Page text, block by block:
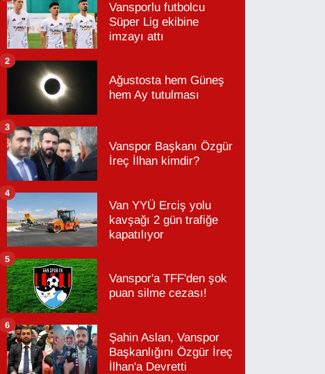
Vansporlu futbolcu
Süper Lig ekibine
imzayı attı
Ağustosta hem Güneş
hem Ay tutulması
2
Vanspor Başkanı Özgür
İreç İlhan kimdir?
3
Van YYÜ Erciş yolu
kavşağı 2 gün trafiğe
kapatılıyor
4
Vanspor'a TFF'den şok
puan silme cezası!
5
Şahin Aslan, Vanspor
Başkanlığını Özgür İreç
İlhan'a Devretti
6